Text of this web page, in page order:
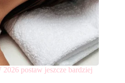
postaw jeszcze bardziej